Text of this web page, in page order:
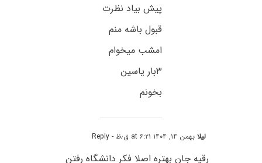
پیش بیاد نظرت
قبول باشه منم
امشب میخوام
۳بار یاسین
بخونم
لیلابهمن ۱۴, ۱۴۰۴ at ۶:۲۱ ق٫ظ - Reply
رقیه جان بهتره اصلا فکر دانشگاه رفتن